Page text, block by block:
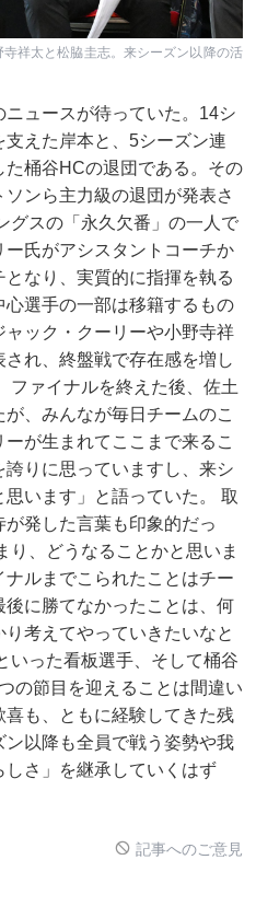
祥太と松脇圭志。来シーズン以降の活
ュースが待っていた。14シ
えた岸本と、5シーズン連
桶谷HCの退団である。その
ンら主力級の退団が発表さ
グスの「永久欠番」の一人で
氏がアシスタントコーチか
なり、実質的に指揮を執る
選手の一部は移籍するもの
ック・クーリーや小野寺祥
れ、終盤戦で存在感を増し
ファイナルを終えた後、佐土
、みんなが毎日チームのこ
が生まれてここまで来るこ
りに思っていますし、来シ
います」と語っていた。 取
発した言葉も印象的だっ
り、どうなることかと思いま
ルまでこられたことはチー
に勝てなかったことは、何
考えてやっていきたいなと
いった看板選手、そして桶谷
の節目を迎えることは間違い
も、ともに経験してきた残
以降も全員で戦う姿勢や我
さ」を継承していくはず
記事へのご意見